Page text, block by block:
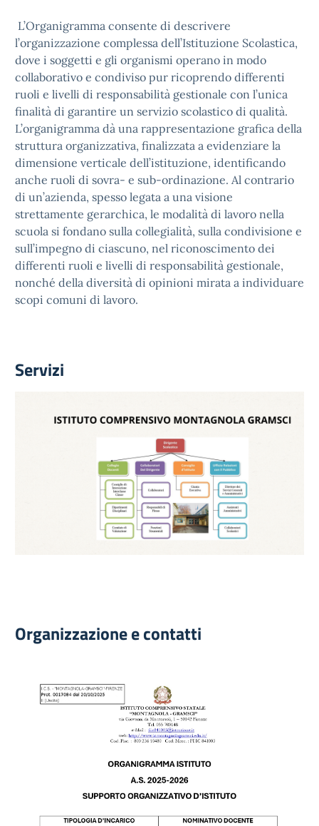
L’Organigramma consente di descrivere
l’organizzazione complessa dell’Istituzione Scolastica,
dove i soggetti e gli organismi operano in modo
collaborativo e condiviso pur ricoprendo differenti
ruoli e livelli di responsabilità gestionale con l’unica
finalità di garantire un servizio scolastico di qualità.
L’organigramma dà una rappresentazione grafica della
struttura organizzativa, finalizzata a evidenziare la
dimensione verticale dell’istituzione, identificando
anche ruoli di sovra- e sub-ordinazione. Al contrario
di un’azienda, spesso legata a una visione
strettamente gerarchica, le modalità di lavoro nella
scuola si fondano sulla collegialità, sulla condivisione e
sull’impegno di ciascuno, nel riconoscimento dei
differenti ruoli e livelli di responsabilità gestionale,
nonché della diversità di opinioni mirata a individuare
scopi comuni di lavoro.
Servizi
Organizzazione e contatti